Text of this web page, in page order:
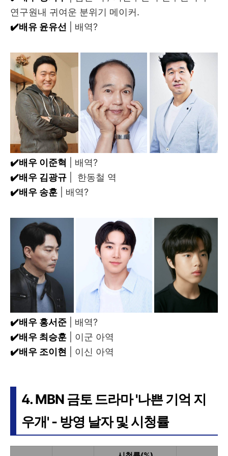
연구원내 귀여운 분위기 메이커.
✔️배유 윤유선 | 배역?
✔️배우 이준혁 | 배역?
✔️배우 김광규 | 한동철 역
✔️배우 송훈 | 배역?
✔️배우 홍서준 | 배역?
✔️배우 최승훈 | 이군 아역
✔️배우 조이현 | 이신 아역
4. MBN 금토 드라마 '나쁜 기억 지
우개' - 방영 날자 및 시청률